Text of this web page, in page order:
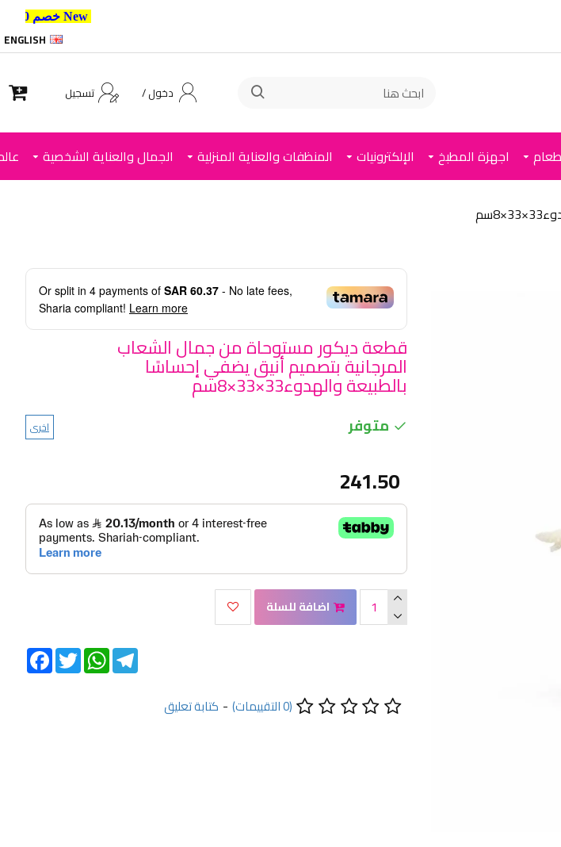
ENGLISH
دخول / تسجيل
اجهزة المطبخ الإلكترونيات المنظفات والعناية المنزلية الجمال والعناية الشخصية
Or split in 4 payments of SAR 60.37 - No late fees,
Sharia compliant! Learn more
قطعة ديكور مستوحاة من جمال الشعاب
المرجانية بتصميم أنيق يضفي إحساسًا
بالطبيعة والهدوء33×33×8سم
متوفر اخرى
(0 التقييمات) - كتابة تعليق
241.50
اضافة للسلة
FacebookTwitter
WhatsAppTelegram